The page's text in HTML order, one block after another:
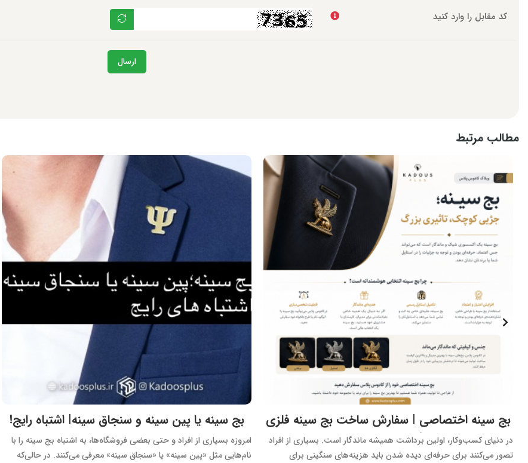
کد مقابل را وارد کنید
ارسال
مطالب مرتبط
بج سینه اختصاصی | سفارش ساخت بج سینه فلزی
با لوگو | کادوس پلاس
در دنیای کسب‌وکار، اولین برداشت همیشه ماندگار است. بسیاری از افراد
تصور می‌کنند برای حرفه‌ای دیده شدن باید هزینه‌های سنگینی برای
بج سینه یا پین سینه و سنجاق سینه| اشتباه رایج!
امروزه بسیاری از افراد و حتی بعضی فروشگاه‌ها، به اشتباه بج سینه را با
نام‌هایی مثل «پین سینه» یا «سنجاق سینه» معرفی می‌کنند. در حالی‌که